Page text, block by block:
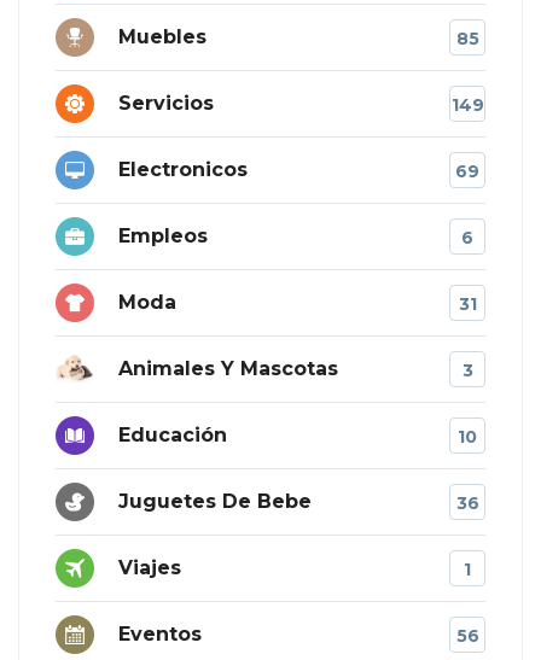
Muebles 85
Servicios 149
Electronicos 69
Empleos 6
Moda 31
Animales Y Mascotas 3
Educación 10
Juguetes De Bebe 36
Viajes 1
Eventos 56